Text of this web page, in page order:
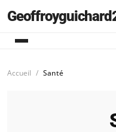
Accueil Santé